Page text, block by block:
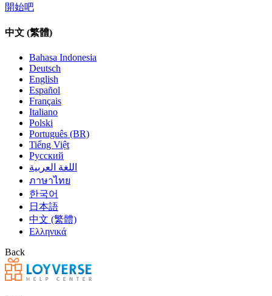
開始吧
中文 (繁體)
Bahasa Indonesia
Deutsch
English
Español
Français
Italiano
Polski
Português (BR)
Tiếng Việt
Русский
اللغة العربية
ภาษาไทย
한국어
日本語
中文 (繁體)
Ελληνικά
Back